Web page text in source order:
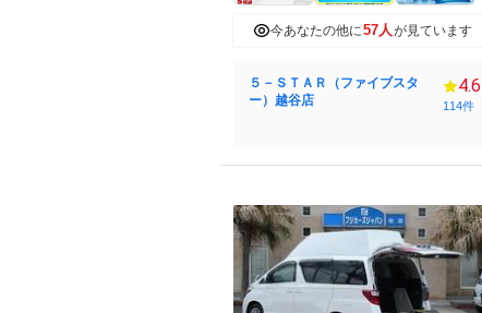
今あなたの他に57人が見ています
５－ＳＴＡＲ（ファイブスタ
ー）越谷店
4.6
114件